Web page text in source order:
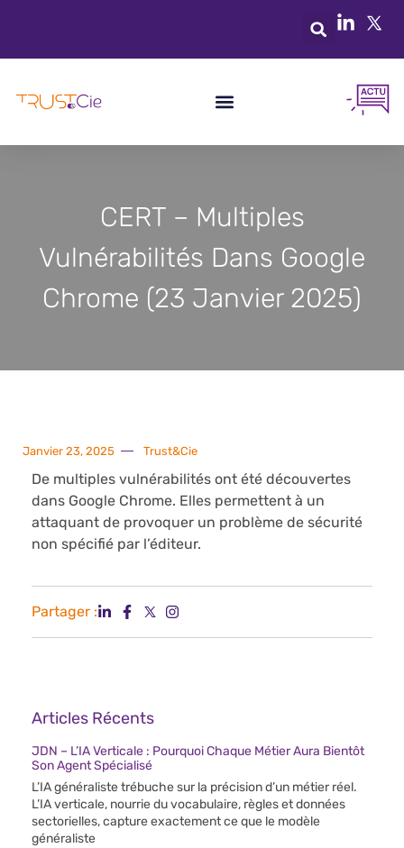
CERT – Multiples
Vulnérabilités Dans Google
Chrome (23 Janvier 2025)
Janvier 23, 2025 Trust&Cie
De multiples vulnérabilités ont été découvertes
dans Google Chrome. Elles permettent à un
attaquant de provoquer un problème de sécurité
non spécifié par l’éditeur.
Partager :
Articles Récents
JDN – L’IA Verticale : Pourquoi Chaque Métier Aura Bientôt
Son Agent Spécialisé
L’IA généraliste trébuche sur la précision d’un métier réel.
L’IA verticale, nourrie du vocabulaire, règles et données
sectorielles, capture exactement ce que le modèle
généraliste